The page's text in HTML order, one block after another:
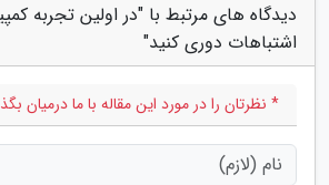
دیدگاه های مرتبط با "در اولین تجربه
اشتباهات دوری کنید"
* نظرتان را در مورد این مقاله با ما درمیان